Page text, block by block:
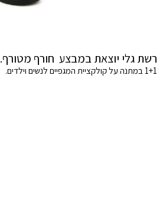
רשת גלי יוצאת במבצע חורף מטורף.
1+1 במתנה על קולקציית המגפיים לנשים וילדים.